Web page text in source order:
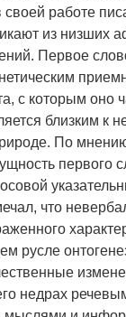
работе
из низших
Первое
с которым оно
близким к
По
первого
что
русле
недрах